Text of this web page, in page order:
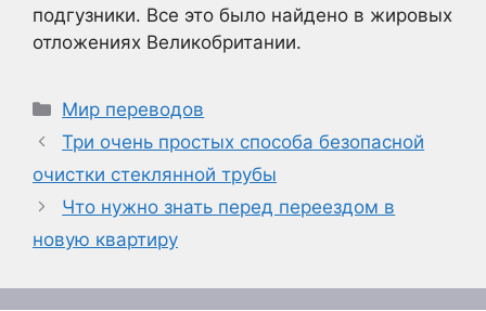
подгузники. Все это было найдено в жировых
отложениях Великобритании.
Рубрики
Мир переводов
Три очень простых способа безопасной
очистки стеклянной трубы
Что нужно знать перед переездом в
новую квартиру